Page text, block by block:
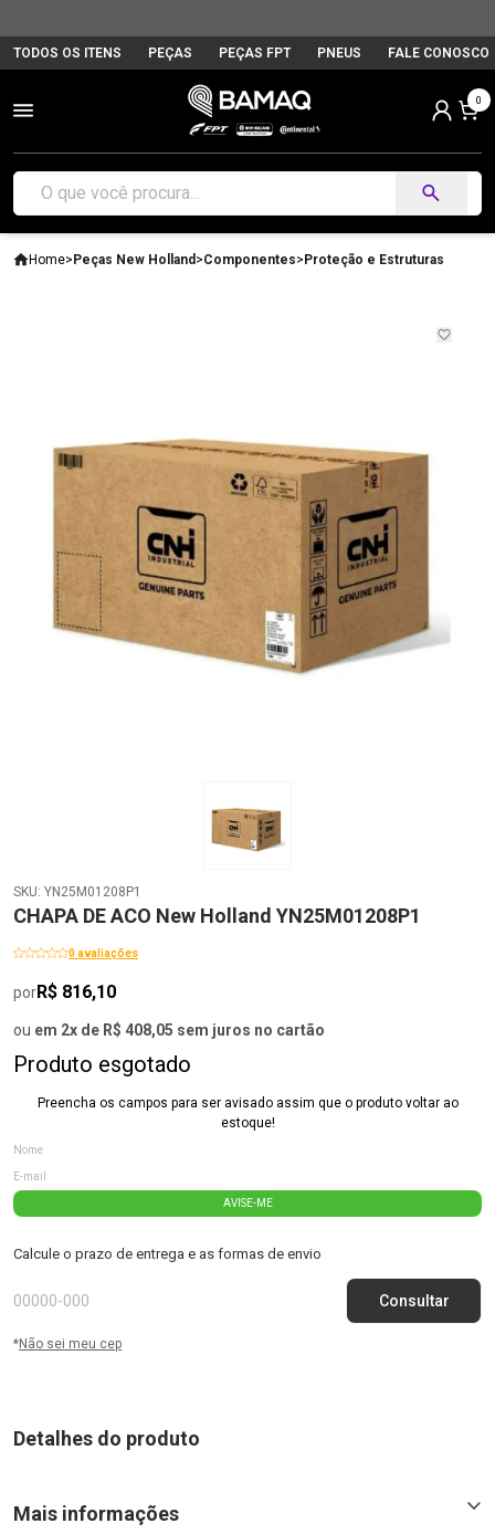
TODOS OS ITENS PEÇAS PEÇAS FPT PNEUS FALE CONOSCO
0
Home>Peças New Holland >Componentes>Proteção e Estruturas
SKU: YN25M01208P1
CHAPA DE ACO New Holland YN25M01208P1
0 avaliações
porR$ 816,10
ou em 2x de R$ 408,05 sem juros no cartão
Produto esgotado
Preencha os campos para ser avisado assim que o produto voltar ao
estoque!
AVISE-ME
Calcule o prazo de entrega e as formas de envio
*Não sei meu cep
Detalhes do produto
Mais informações